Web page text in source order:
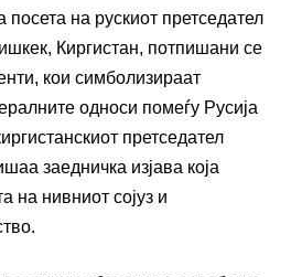
посета на рускиот претседател
Киргистан, потпишани се
кои симболизираат
односи помеѓу Русија
претседател
заедничка изјава која
на нивниот сојуз и